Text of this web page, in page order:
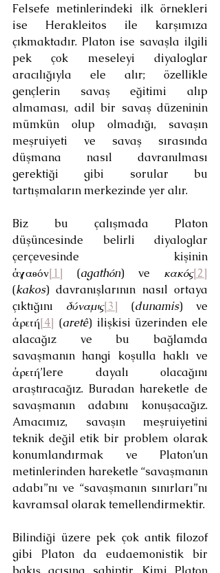
Felsefe metinlerindeki ilk örnekleri
ise Herakleitos ile karşımıza
çıkmaktadır. Platon ise savaşla ilgili
pek çok meseleyi diyaloglar
aracılığıyla ele alır; özellikle
gençlerin savaş eğitimi alıp
almaması, adil bir savaş düzeninin
mümkün olup olmadığı, savaşın
meşruiyeti ve savaş sırasında
düşmana nasıl davranılması
gerektiği gibi sorular bu
tartışmaların merkezinde yer alır.
Biz bu çalışmada Platon
düşüncesinde belirli diyaloglar
çerçevesinde kişinin
ἀγαθόν[1] (agathόn) ve κακός[2]
(kakos) davranışlarının nasıl ortaya
çıktığını δύναμις[3] (dunamis) ve
ἀρετή[4] (aretê) ilişkisi üzerinden ele
alacağız ve bu bağlamda
savaşmanın hangi koşulla haklı ve
ἀρετή’lere dayalı olacağını
araştıracağız. Buradan hareketle de
savaşmanın adabını konuşacağız.
Amacımız, savaşın meşruiyetini
teknik değil etik bir problem olarak
konumlandırmak ve Platon’un
metinlerinden hareketle “savaşmanın
adabı”nı ve “savaşmanın sınırları”nı
kavramsal olarak temellendirmektir.
Bilindiği üzere pek çok antik filozof
gibi Platon da eudaemonistik bir